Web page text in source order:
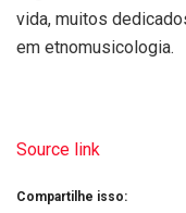
vida, muitos
em etnomusicologia.
Source link
Compartilhe isso: